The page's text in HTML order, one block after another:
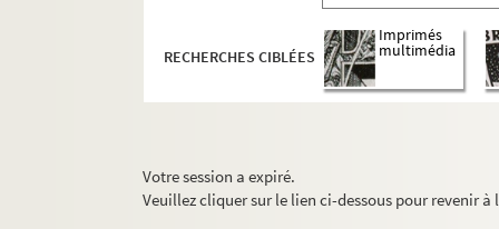
RECHERCHES CIBLÉES
Imprimés
multimédia
Votre session a expiré.
Veuillez cliquer sur le lien ci-dessous pour revenir